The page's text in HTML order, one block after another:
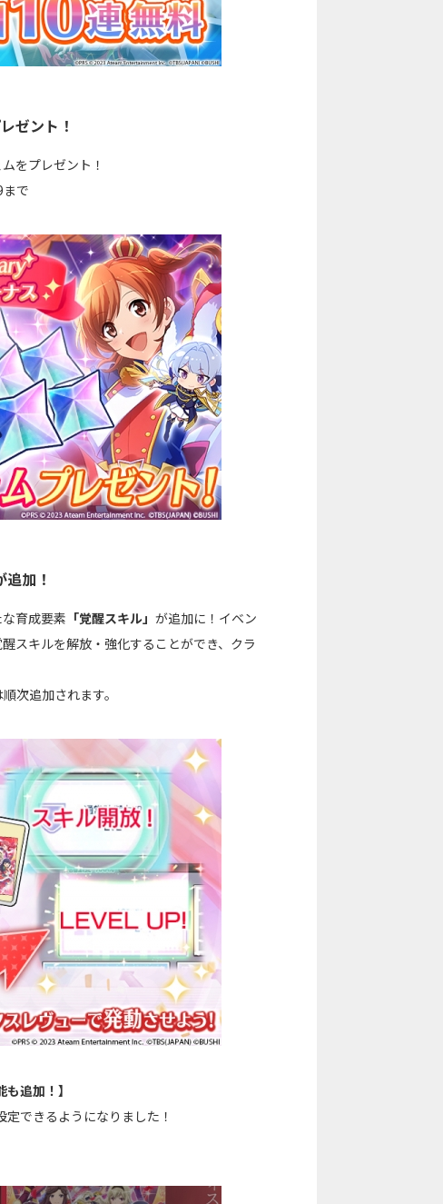
ゼント！
をプレゼント！
で
加！
育成要素 「覚醒スキル」 が追加に！イベン
スキルを解放・強化することができ、クラ
次追加されます。
追加！】
できるようになりました！